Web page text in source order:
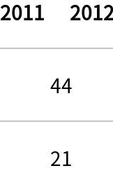
2011
44
21